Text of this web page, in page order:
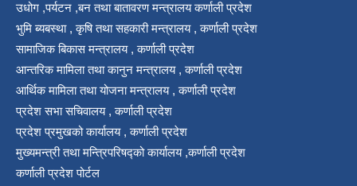
उधोग ,पर्यटन ,बन तथा बातावरण मन्त्रालय कर्णाली प्रदेश
भुमि ब्यबस्था , कृषि तथा सहकारी मन्त्रालय , कर्णाली प्रदेश
सामाजिक बिकास मन्त्रालय , कर्णाली प्रदेश
आन्तरिक मामिला तथा कानुन मन्त्रालय , कर्णाली प्रदेश
आर्थिक मामिला तथा योजना मन्त्रालय , कर्णाली प्रदेश
प्रदेश सभा सचिवालय , कर्णाली प्रदेश
प्रदेश प्रमुखको कार्यालय , कर्णाली प्रदेश
मुख्यमन्त्री तथा मन्त्रिपरिषद्को कार्यालय ,कर्णाली प्रदेश
कर्णाली प्रदेश पोर्टल